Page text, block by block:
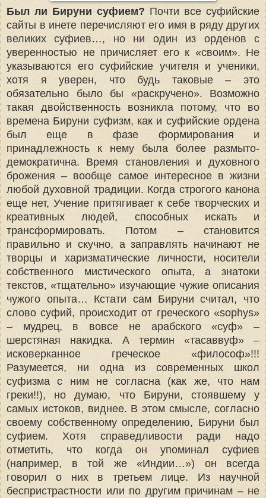
Был ли Бируни суфием? Почти все суфийские
сайты в инете перечисляют его имя в ряду других
великих суфиев…, но ни один из орденов с
уверенностью не причисляет его к «своим». Не
указываются его суфийские учителя и ученики,
хотя я уверен, что будь таковые – это
обязательно было бы «раскручено». Возможно
такая двойственность возникла потому, что во
времена Бируни суфизм, как и суфийские ордена
был еще в фазе формирования и
принадлежность к нему была более размыто-
демократична. Время становления и духовного
брожения – вообще самое интересное в жизни
любой духовной традиции. Когда строгого канона
еще нет, Учение притягивает к себе творческих и
креативных людей, способных искать и
трансформировать. Потом – становится
правильно и скучно, а заправлять начинают не
творцы и харизматические личности, носители
собственного мистического опыта, а знатоки
текстов, «тщательно» изучающие чужие описания
чужого опыта… Кстати сам Бируни считал, что
слово суфий, происходит от греческого «sophуs»
– мудрец, в вовсе не арабского «суф» –
шерстяная накидка. А термин «тасаввуф» –
исковерканное греческое «философ»!!!
Разумеется, ни одна из современных школ
суфизма с ним не согласна (как же, что нам
греки!!), но думаю, что Бируни, стоявшему у
самых истоков, виднее. В этом смысле, согласно
своему собственному определению, Бируни был
суфием. Хотя справедливости ради надо
отметить, что когда он упоминал суфиев
(например, в той же «Индии…») он всегда
говорил о них в третьем лице. Из научной
беспристрастности или по другим причинам – не